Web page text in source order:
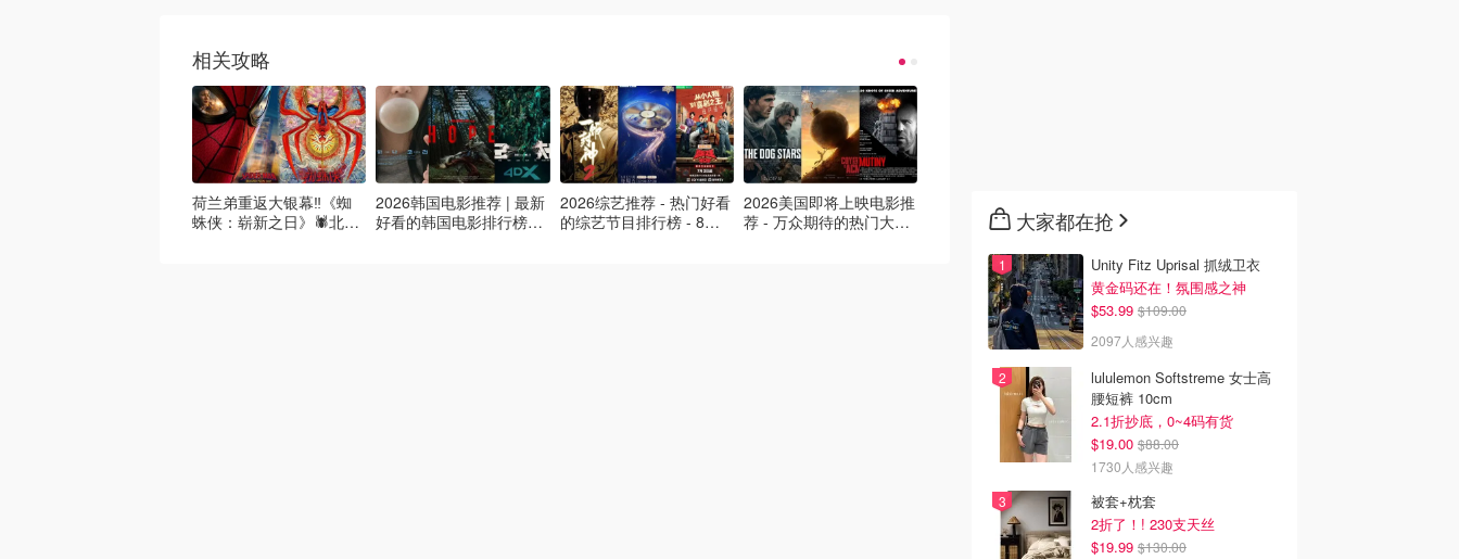
相关攻略
荷兰弟重返大银幕‼️《蜘
蛛侠：崭新之日》🕷️北美
2026韩国电影推荐 | 最新
好看的韩国电影排行榜，
2026综艺推荐 - 热门好看
的综艺节目排行榜 - 8月
2026美国即将上映电影推
荐 - 万众期待的热门大片
Netflix新剧推荐2026 - 最
新好看网飞Netflix新剧大
好看韩剧排行榜 - 8月最
季》终于回归！
大家都在抢
Unity Fitz Uprisal 抓绒卫衣
黄金码还在！氛围感之神
$53.99 $109.00
2097人感兴趣
lululemon Softstreme 女士高
腰短裤 10cm
2.1折抄底，0~4码有货
$19.00 $88.00
1730人感兴趣
被套+枕套
2折了！! 230支天丝
$19.99 $130.00